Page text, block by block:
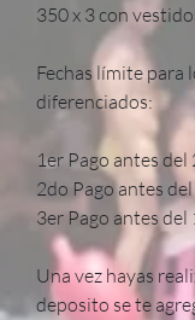
350 x 3 con
Fechas límite para
diferenciados:
1er Pago antes del
2do Pago antes
3er Pago antes del
Una vez hayas
deposito se te